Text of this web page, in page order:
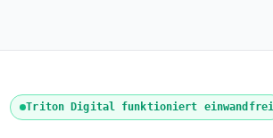
Triton Digital funktioniert einwandfrei